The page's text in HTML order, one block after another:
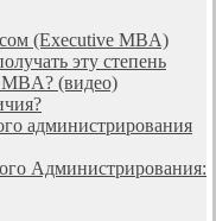
(Executive MBA)
эту степень
(видео)
администрирования
Администрирования: